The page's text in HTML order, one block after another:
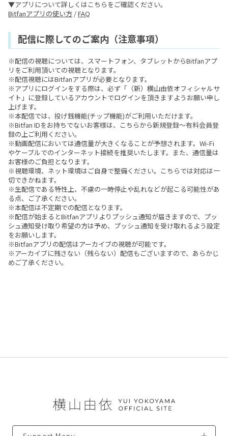
▼アプリについて詳しくはこちらをご確認ください。
Bitfanアプリの使い方 /FAQ
配信に際してのご案内（注意事項）
※配信の視聴については、スマートフォン、タブレットからBitfanアプ
リをご利用頂いての視聴となります。
※配信視聴にはBitfanアプリが必要となります。
※アプリにログインをする際は、必ず「（新）横山由依オフィシャルサ
イト」に登録しているアカウントでログインを頂きますようお願い申し
上げます。
※本配信では、投げ銭機能(チップ機能)がご利用いただけます。
※Bitfan IDをお持ちでないお客様は、こちらから新規登録〜有料会員登
録の上ご利用ください。
※動画配信においては通信量が大きくなることが予想されます。Wi-Fi
やケーブルでのインターネット接続を推奨いたします。また、通信量は
お客様のご負担となります。
※視聴環境、ネット環境はご自身で整備ください。こちらでは対応は一
切できかねます。
※生配信である特性上、不慮の一時停止や乱れなどが起こる可能性があ
る点、ご了承ください。
※本配信は不定期での配信となります。
※配信が始まるとBitfanアプリよりプッシュ通知が届きますので、プッ
シュ通知受け取り希望の方は予め、プッシュ通知を受け取れるよう設定
をお願いします。
※Bitfanアプリの配信はアーカイブの視聴が可能です。
※アーカイブに残さない（残らない）配信もございますので、あらかじ
めご了承ください。